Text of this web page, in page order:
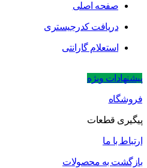
صفحه اصلی
دریافت کدرجیستری
استعلام گارانتی
پیشنهادات ویژه
فروشگاه
پیگیری قطعات
ارتباط با ما
بازگشت به محصولات